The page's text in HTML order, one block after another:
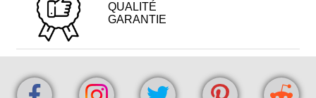
QUALITÉ
GARANTIE